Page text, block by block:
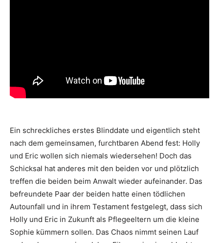
Ein schreckliches erstes Blinddate und eigentlich steht
nach dem gemeinsamen, furchtbaren Abend fest: Holly
und Eric wollen sich niemals wiedersehen! Doch das
Schicksal hat anderes mit den beiden vor und plötzlich
treffen die beiden beim Anwalt wieder aufeinander. Das
befreundete Paar der beiden hatte einen tödlichen
Autounfall und in ihrem Testament festgelegt, dass sich
Holly und Eric in Zukunft als Pflegeeltern um die kleine
Sophie kümmern sollen. Das Chaos nimmt seinen Lauf